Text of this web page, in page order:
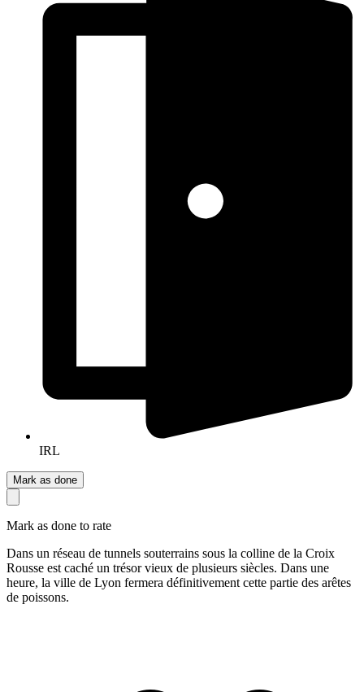
IRL
Mark as done
Mark as done to rate
Dans un réseau de tunnels souterrains sous la colline de la Croix
Rousse est caché un trésor vieux de plusieurs siècles. Dans une
heure, la ville de Lyon fermera définitivement cette partie des arêtes
de poissons.